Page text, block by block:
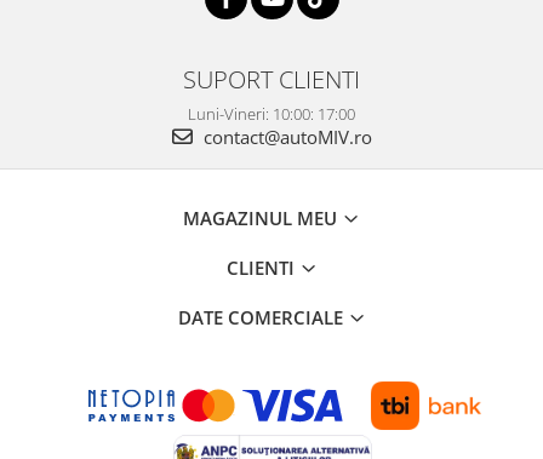
SUPORT CLIENTI
Luni-Vineri: 10:00: 17:00
contact@autoMIV.ro
MAGAZINUL MEU
CLIENTI
DATE COMERCIALE